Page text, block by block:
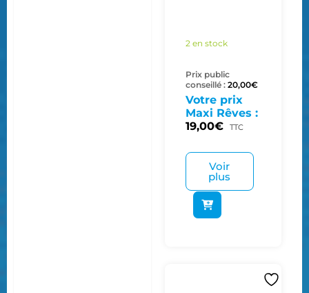
2 en stock
Prix public
conseillé : 20,00€
Votre prix
Maxi Rêves :
19,00€ TTC
Voir
plus